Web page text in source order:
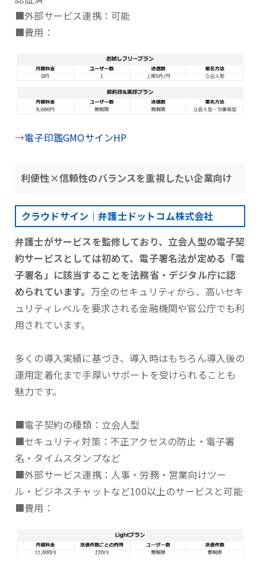
■外部サービス連携：可能
■費用：
→電子印鑑GMOサインHP
利便性×信頼性のバランスを重視したい企業向け
クラウドサイン｜弁護士ドットコム株式会社
弁護士がサービスを監修しており、立会人型の電子契
約サービスとしては初めて、電子署名法が定める「電
子署名」に該当することを法務省・デジタル庁に認
められています。 万全のセキュリティから、高いセキ
ュリティレベルを要求される金融機関や官公庁でも利
用されています。
多くの導入実績に基づき、導入時はもちろん導入後の
運用定着化まで手厚いサポートを受けられることも
魅力です。
■電子契約の種類：立会人型
■セキュリティ対策：不正アクセスの防止・電子署
名・タイムスタンプなど
■外部サービス連携：人事・労務・営業向けツー
ル・ビジネスチャットなど100以上のサービスと可能
■費用：